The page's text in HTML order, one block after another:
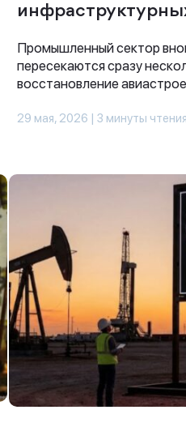
Промышленный сектор
пересекаются сразу
восстановление
29 мая, 2026 | 3 минуты чтения